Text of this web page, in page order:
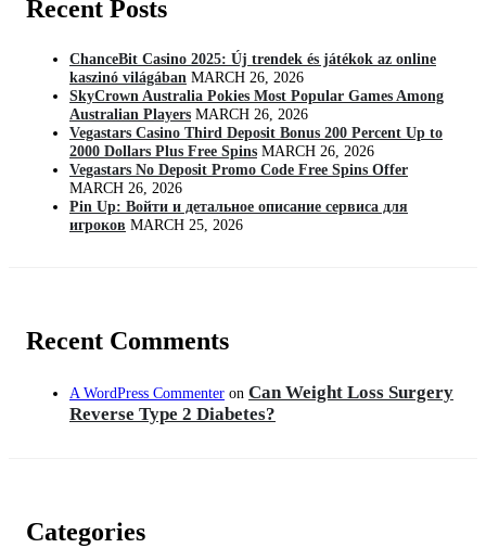
Recent Posts
ChanceBit Casino 2025: Új trendek és játékok az online
kaszinó világában MARCH 26, 2026
SkyCrown Australia Pokies Most Popular Games Among
Australian Players MARCH 26, 2026
Vegastars Casino Third Deposit Bonus 200 Percent Up to
2000 Dollars Plus Free Spins MARCH 26, 2026
Vegastars No Deposit Promo Code Free Spins Offer
MARCH 26, 2026
Pin Up: Войти и детальное описание сервиса для
игроков MARCH 25, 2026
Recent Comments
A WordPress Commenter on Can Weight Loss Surgery
Reverse Type 2 Diabetes?
Categories